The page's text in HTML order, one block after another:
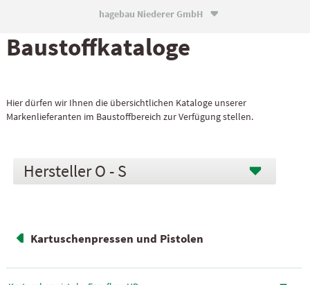
hagebau Niederer GmbH 
Baustoff­kataloge
Hier dürfen wir Ihnen die übersichtlichen Kataloge unserer
Markenlieferanten im Baustoffbereich zur Verfügung stellen.
O - S
Kartuschenpressen und Pistolen